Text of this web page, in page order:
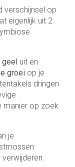
verschijnsel op
eigenlijk uit 2
geel uit en
groei op je
dringen
manier op zoek
je